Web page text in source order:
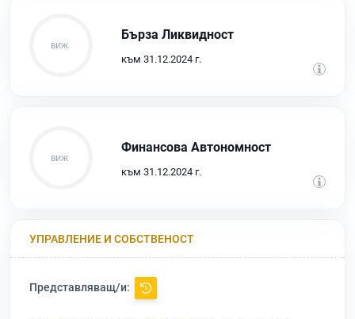
Бърза Ликвидност
към 31.12.2024 г.
Финансова Автономност
към 31.12.2024 г.
УПРАВЛЕНИЕ И СОБСТВЕНОСТ
Представляващ/и: